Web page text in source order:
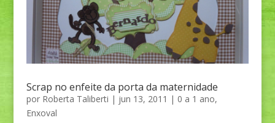
Scrap no enfeite da porta da maternidade
por Roberta Taliberti | jun 13, 2011 | 0 a 1 ano,
Enxoval